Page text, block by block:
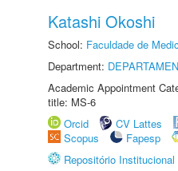
Katashi Okoshi
School: Faculdade de
Department:
Academic Appointment
title: MS-6
Orcid
CV Lattes
Scopus
Fapesp
Repositório Institucional